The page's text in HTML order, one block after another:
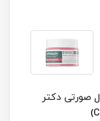
صورتی دکتر